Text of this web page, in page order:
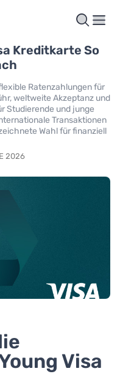
Kreditkarte So
Ratenzahlungen für
weltweite Akzeptanz und
Studierende und junge
Transaktionen
Wahl für finanziell
2026
Visa